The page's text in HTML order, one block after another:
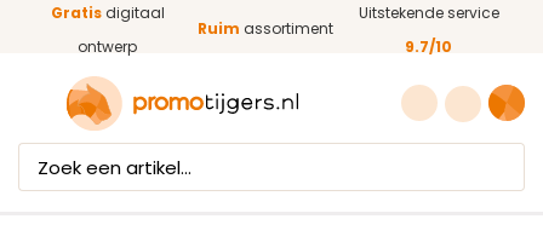
Ga naar de hoofdinhoud
Gratisdigitaal
ontwerp
Ruim assortiment
Uitstekende service
9.7/10